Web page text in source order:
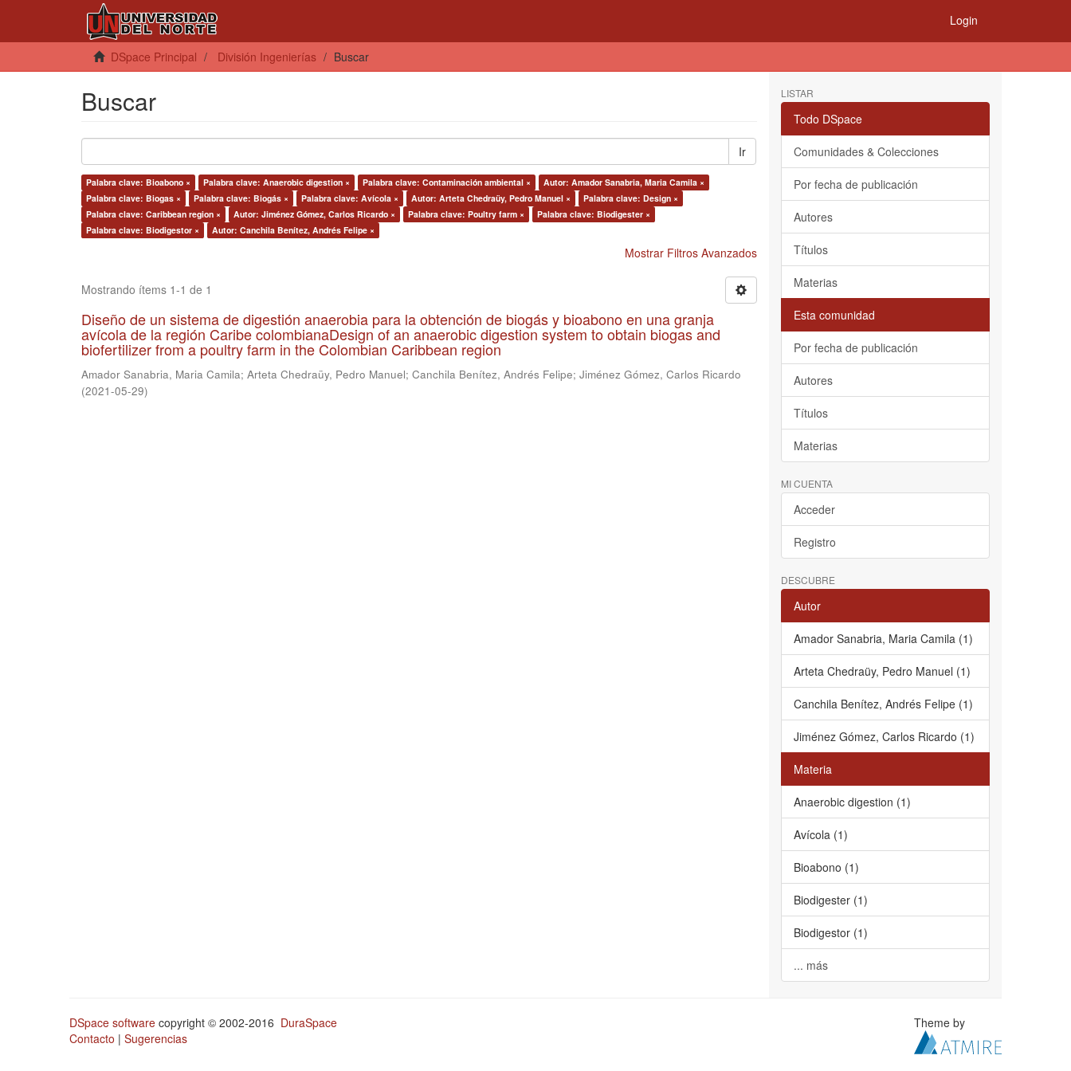
Login
DSpace Principal División Ingenierías Buscar
Buscar
Ir
Palabra clave: Bioabono × Palabra clave: Anaerobic digestion × Palabra clave: Contaminación ambiental ×
Autor: Amador Sanabria, Maria Camila ×
Palabra clave: Biogas ×
Palabra clave: Biogás × Palabra clave: Avícola × Autor: Arteta Chedraüy, Pedro Manuel ×
Palabra clave: Design ×
Palabra clave: Caribbean region ×
Autor: Jiménez Gómez, Carlos Ricardo × Palabra clave: Poultry farm ×
Palabra clave: Biodigester ×
Palabra clave: Biodigestor ×
Autor: Canchila Benítez, Andrés Felipe ×
Mostrar Filtros Avanzados
Mostrando ítems 1-1 de 1
Diseño de un sistema de digestión anaerobia para la obtención de biogás y bioabono en una granja
avícola de la región Caribe colombianaDesign of an anaerobic digestion system to obtain biogas and
biofertilizer from a poultry farm in the Colombian Caribbean region
Amador Sanabria, Maria Camila; Arteta Chedraüy, Pedro Manuel; Canchila Benítez, Andrés Felipe; Jiménez Gómez, Carlos Ricardo
(2021-05-29)
LISTAR
Todo DSpace
Comunidades & Colecciones
Por fecha de publicación
Autores
Títulos
Materias
Esta comunidad
Por fecha de publicación
Autores
Títulos
Materias
MI CUENTA
Acceder
Registro
DESCUBRE
Autor
Amador Sanabria, Maria Camila (1)
Arteta Chedraüy, Pedro Manuel (1)
Canchila Benítez, Andrés Felipe (1)
Jiménez Gómez, Carlos Ricardo (1)
Materia
Anaerobic digestion (1)
Avícola (1)
Bioabono (1)
Biodigester (1)
Biodigestor (1)
... más
DSpace software copyright © 2002-2016 DuraSpace
Contacto | Sugerencias
Theme by